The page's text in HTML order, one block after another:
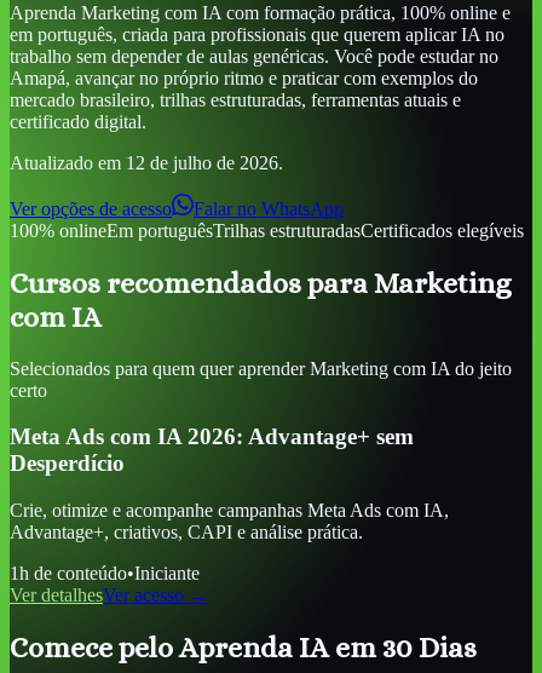
Aprenda Marketing com IA com formação prática, 100% online e
em português, criada para profissionais que querem aplicar IA no
trabalho sem depender de aulas genéricas. Você pode estudarno
Amapá, avançar no próprio ritmo e praticar com exemplos do
mercado brasileiro, trilhas estruturadas, ferramentas atuais e
certificado digital.
Atualizado em 12 de julho de 2026.
Ver opções de acesso
Falar no WhatsApp
100% onlineEm portuguêsTrilhas estruturadasCertificados elegíveis
Cursos recomendados paraMarketing
com IA
Selecionados para quem quer aprenderMarketing com IA do jeito
certo
Meta Ads com IA 2026: Advantage+ sem
Desperdício
Crie, otimize e acompanhe campanhas Meta Ads com IA,
Advantage+, criativos, CAPI e análise prática.
1h de conteúdo•Iniciante
Ver detalhesVer acesso →
Comece pelo Aprenda IA em 30 Dias